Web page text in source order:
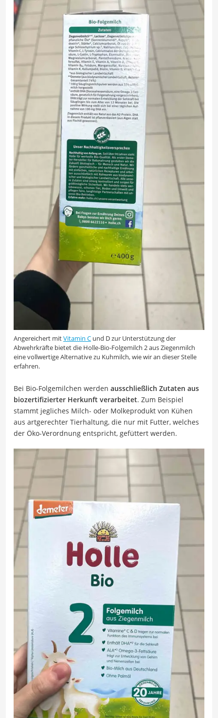
Angereichert mitVitamin C und D zur Unterstützung der
Abwehrkräfte bietet die Holle-Bio-Folgemilch 2 aus Ziegenmilch
eine vollwertige Alternative zu Kuhmilch, wie wir an dieser Stelle
erfahren.
Bei Bio-Folgemilchen werden ausschließlich Zutaten aus
biozertifizierter Herkunft verarbeitet. Zum Beispiel
stammt jegliches Milch- oder Molkeprodukt von Kühen
aus artgerechter Tierhaltung, die nur mit Futter, welches
der Öko-Verordnung entspricht, gefüttert werden.